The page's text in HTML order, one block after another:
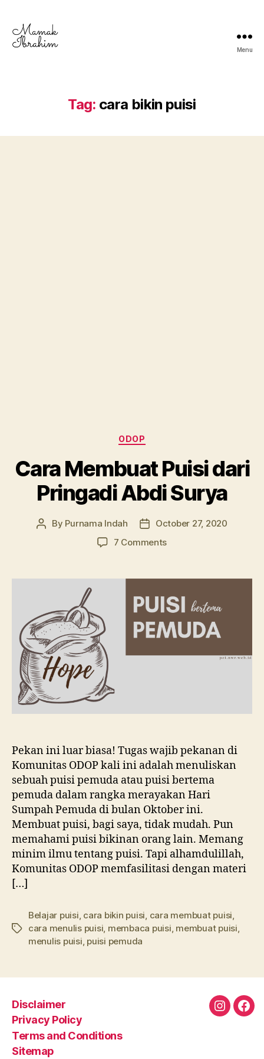
Menu
Tag: cara bikin puisi
Categories
ODOP
Cara Membuat Puisi dari
Pringadi Abdi Surya
Post
By Purnama Indah
PostOctober 27, 2020
7 Commentson
Puisi
Pringadi
Abdi
Surya
Pekan ini luar biasa! Tugas wajib pekanan di
Komunitas ODOP kali ini adalah menuliskan
sebuah puisi pemuda atau puisi bertema
pemuda dalam rangka merayakan Hari
Sumpah Pemuda di bulan Oktober ini.
Membuat puisi, bagi saya, tidak mudah. Pun
memahami puisi bikinan orang lain. Memang
minim ilmu tentang puisi. Tapi alhamdulillah,
Komunitas ODOP memfasilitasi dengan materi
[…]
Tags
Belajar puisi, cara bikin puisi, cara membuat puisi,
cara menulis puisi, membaca puisi, membuat puisi,
menulis puisi, puisi pemuda
Disclaimer
Privacy Policy
Terms and Conditions
Sitemap